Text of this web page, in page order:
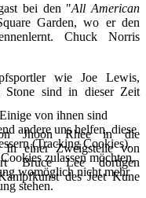
bei den "All American
Garden, wo er den
Chuck Norris
wie Joe Lewis,
sind in dieser Zeit
Jhoon Rhee in die
In einer Zweigstelle von
Bruce Lee dortigen
des Jeet Kune
von ihnen sind
andere uns helfen, diese
(Tracking Cookies).
zulassen möchten.
womöglich nicht mehr
stehen.